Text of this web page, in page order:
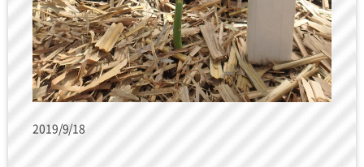
2019/9/18